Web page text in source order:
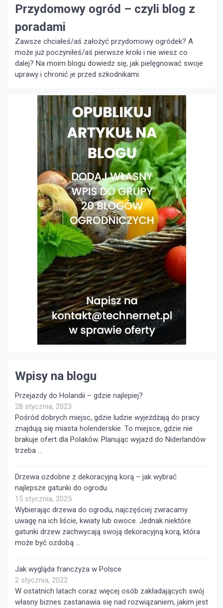
wpisach
Przydomowy ogród – czyli blog z
poradami
Zawsze chciałeś/aś założyć przydomowy ogródek? A
może już poczyniłeś/aś pierwsze kroki i nie wiesz co
dalej? Na moim blogu dowiedz się, jak pielęgnować swoje
uprawy i chronić je przed szkodnikami.
Wpisy na blogu
Przejazdy do Holandii – gdzie najlepiej?
28 stycznia, 2023
Pośród dobrych miejsc, gdzie ludzie wyjeżdżają do pracy
znajdują się miasta holenderskie. To miejsce, gdzie nie
brakuje ofert dla Polaków. Planując wyjazd do Niderlandów
trzeba …
Drzewa ozdobne z dekoracyjną korą – jak wybrać
najlepsze gatunki do ogrodu
15 stycznia, 2025
Wybierając drzewa do ogrodu, najczęściej zwracamy
uwagę na ich liście, kwiaty lub owoce. Jednak niektóre
gatunki drzew zachwycają swoją dekoracyjną korą, która
może być ozdobą …
Jak wygląda franczyza w Polsce
2 stycznia, 2022
W ostatnich latach coraz więcej osób zakładających swój
własny biznes zastanawia się nad rozwiązaniem, jakim jest